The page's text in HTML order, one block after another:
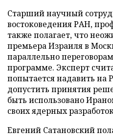
Старший научный
востоковедения РАН,
также полагает, что
премьера Израиля в
параллельно
программе. Эксперт
попытается надавить на
допустить принятия
быть использовано
своих ядерных
Евгений Сатановский